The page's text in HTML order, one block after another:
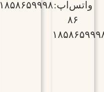
۱۸۵۸۶۵۹۹۹۸واتس‌اپ:
۸۶